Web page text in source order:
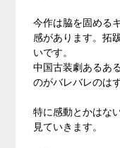
今作は脇を固める
感があります。拓
いです。
中国古装劇あるあ
のがバレバレのは
特に感動とかはな
見ていきます。